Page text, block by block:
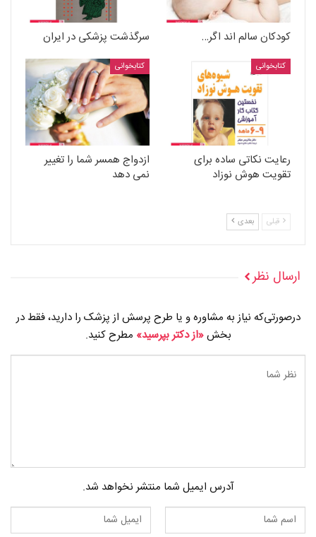
کودکان سالم اند اگر… سرگذشت پزشکی در ایران
کتابخوانی
رعایت نکاتی ساده برای
تقویت هوش نوزاد
کتابخوانی
ازدواج همسر شما را تغییر
نمی دهد
قبلی بعدی
ارسال نظر
درصورتی‌که نیاز به مشاوره و یا طرح پرسش از پزشک را دارید، فقط در
بخش«از دکتر بپرسید» مطرح کنید.
آدرس ایمیل شما منتشر نخواهد شد.